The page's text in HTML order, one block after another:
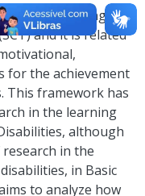
deriving
and it is related
for the achievement
This framework has
in the learning
although
in the
in Basic
to analyze how